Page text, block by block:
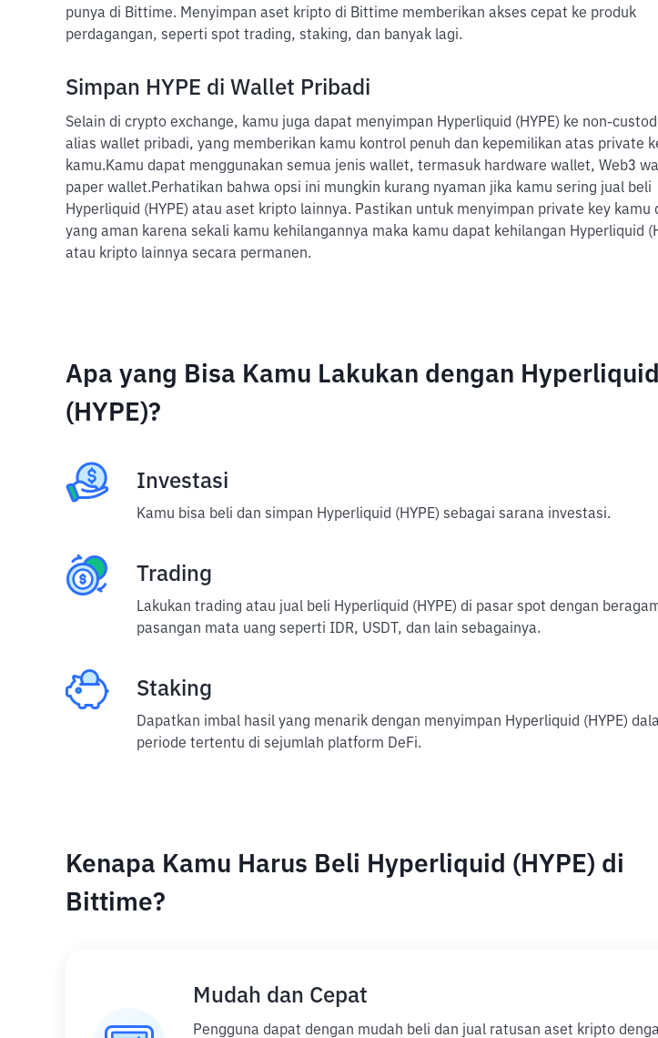
punya di Bittime. Menyimpan aset kripto di Bittime memberikan akses cepat ke produk
perdagangan, seperti spot trading, staking, dan banyak lagi.
Simpan HYPE di Wallet Pribadi
Selain di crypto exchange, kamu juga dapat menyimpan Hyperliquid (HYPE) ke non-
alias wallet pribadi, yang memberikan kamu kontrol penuh dan kepemilikan atas private
kamu.Kamu dapat menggunakan semua jenis wallet, termasuk hardware wallet, Web3
paper wallet.Perhatikan bahwa opsi ini mungkin kurang nyaman jika kamu sering jual beli
Hyperliquid (HYPE) atau aset kripto lainnya. Pastikan untuk menyimpan private key kamu
yang aman karena sekali kamu kehilangannya maka kamu dapat kehilangan Hyperliquid
atau kripto lainnya secara permanen.
Apa yang Bisa Kamu Lakukan dengan Hyperliquid
(HYPE)?
Investasi
Kamu bisa beli dan simpan Hyperliquid (HYPE) sebagai sarana investasi.
Trading
Lakukan trading atau jual beli Hyperliquid (HYPE) di pasar spot dengan
pasangan mata uang seperti IDR, USDT, dan lain sebagainya.
Staking
Dapatkan imbal hasil yang menarik dengan menyimpan Hyperliquid (HYPE)
periode tertentu di sejumlah platform DeFi.
Kenapa Kamu Harus Beli Hyperliquid (HYPE) di
Bittime?
Mudah dan Cepat
Pengguna dapat dengan mudah beli dan jual ratusan aset kripto